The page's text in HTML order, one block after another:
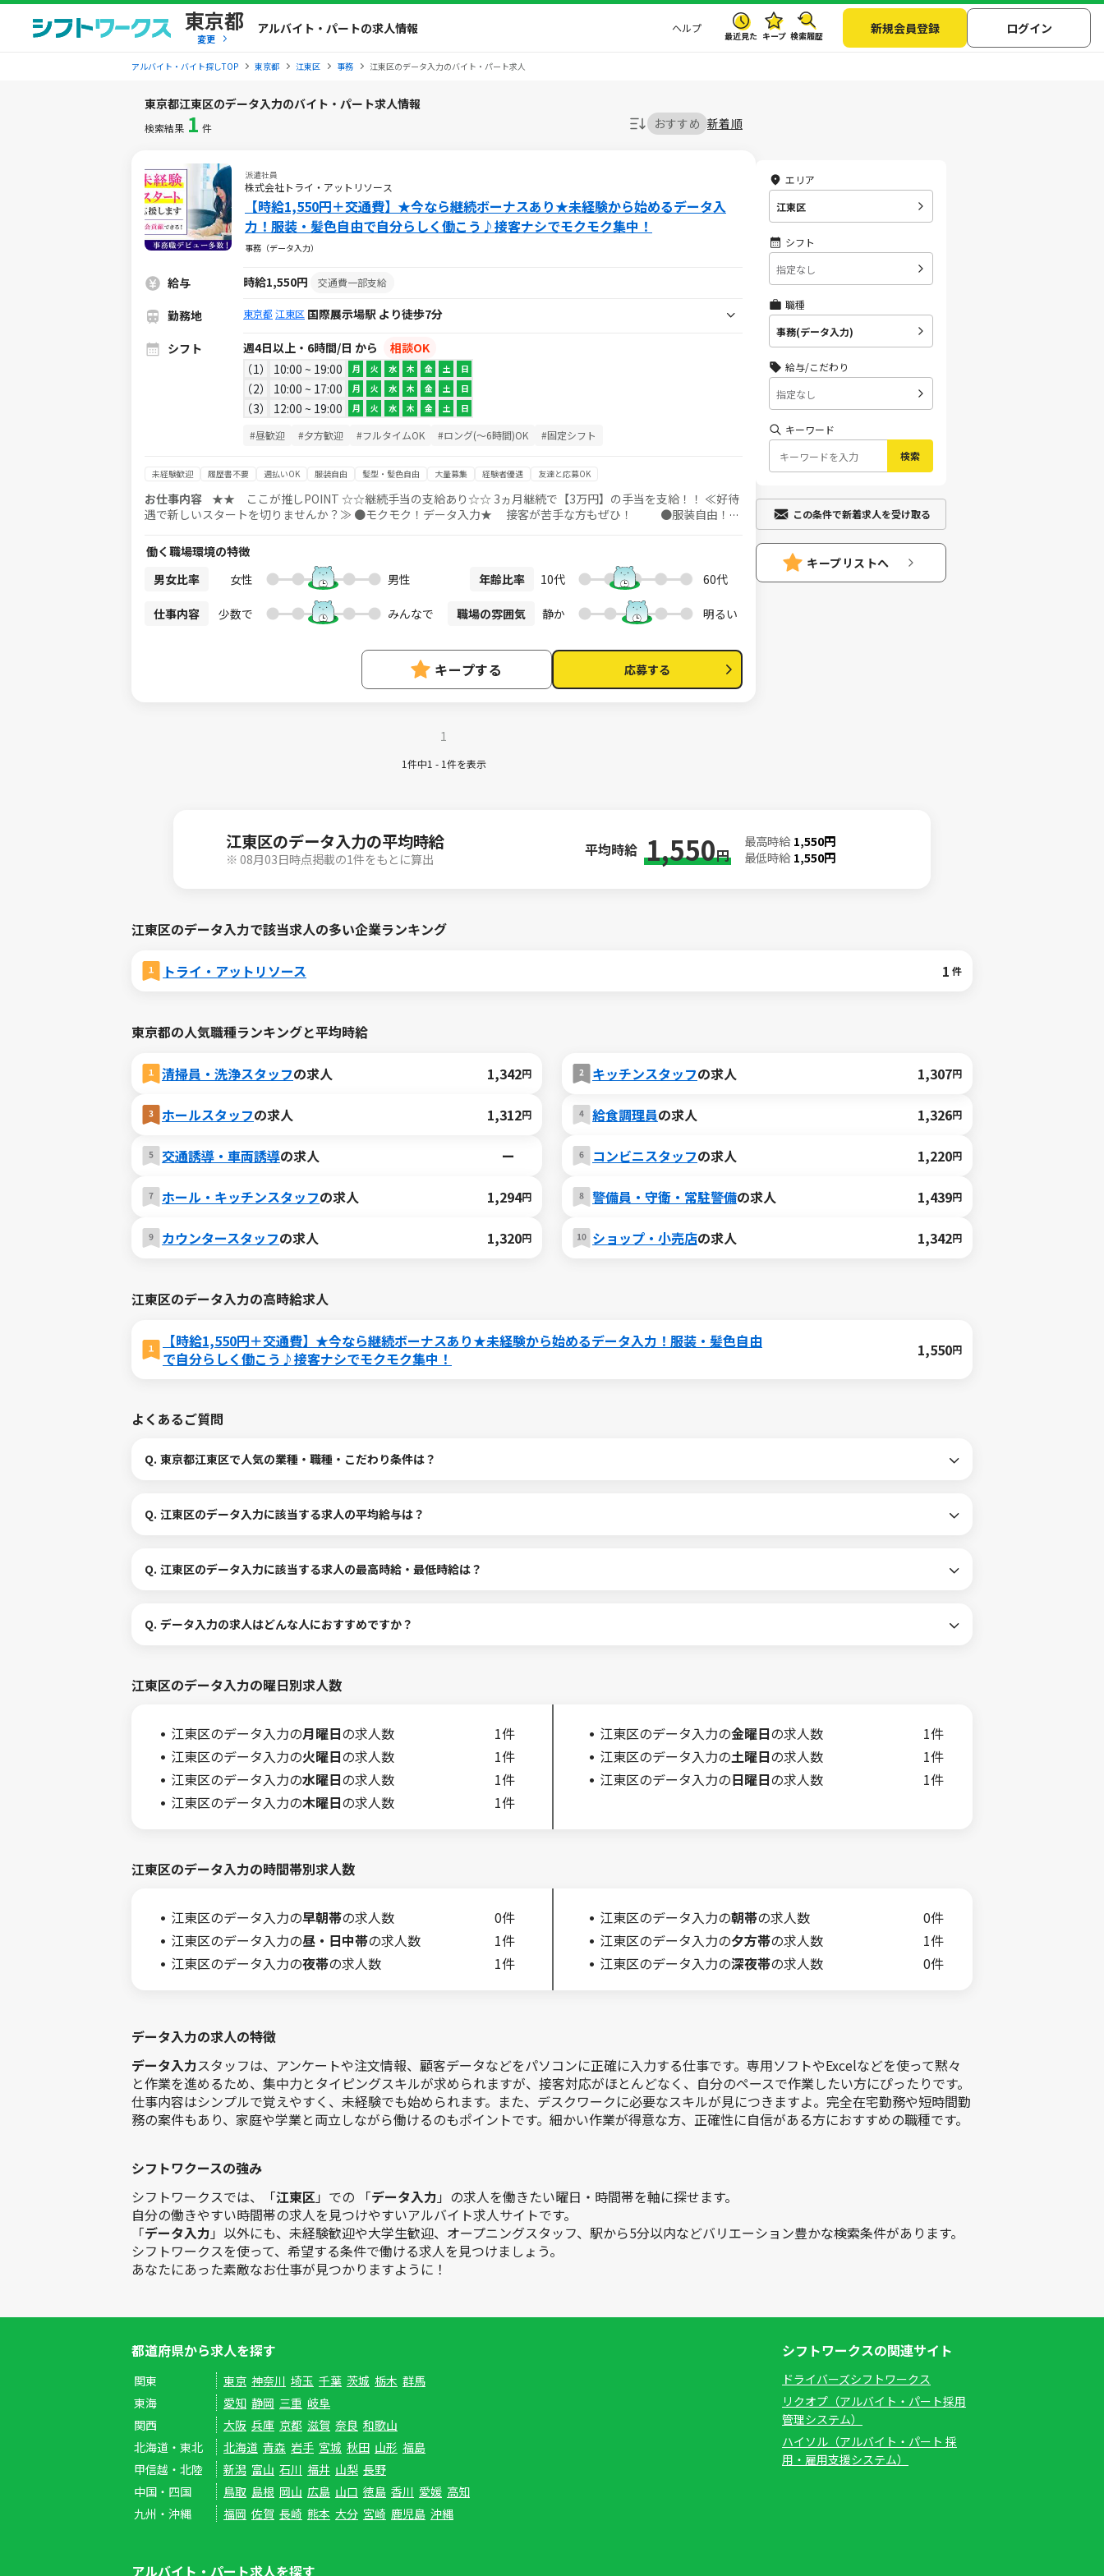
東京都
変更
アルバイト・パートの求人情報 ヘルプ
最近見た キープ 検索履歴 新規会員登録 ログイン
アルバイト・バイト探しTOP 東京都 江東区 事務 江東区のデータ入力のバイト・パート求人
東京都江東区のデータ入力のバイト・パート求人情報
検索結果 1 件 おすすめ 新着順
派遣社員
株式会社トライ・アットリソース
【時給1,550円＋交通費】★今なら継続ボーナスあり★未経験から始めるデータ入
力！服装・髪色自由で自分らしく働こう♪接客ナシでモクモク集中！
事務（データ入力）
給与 時給1,550円 交通費一部支給
勤務地 東京都 江東区 国際展示場駅 より徒歩7分
シフト 週4日以上・6時間/日 から
相談OK
1
10:00 ~ 19:00 月 火 水 木 金 土 日
2 10:00 ~ 17:00 月 火 水 木 金 土 日
3 12:00 ~ 19:00 月 火 水 木 金 土 日
#昼歓迎 #夕方歓迎 #フルタイムOK #ロング(～6時間)OK #固定シフト
未経験歓迎 履歴書不要 週払いOK 服装自由 髪型・髪色自由 大量募集 経験者優遇 友達と応募OK
お仕事内容 ★★ ここが推しPOINT ☆☆継続手当の支給あり☆☆ 3ヵ月継続で【3万円】の手当を支給！！ ≪好待
遇で新しいスタートを切りませんか？≫ ●モクモク！データ入力★ 接客が苦手な方もぜひ！ ●服装自由！
品に囲まれて働く♪ 知識・経験ゼロからスタートできます！ オフィスWORKデビューするなら今がチャンスです★
★★ 仕事内容について ブランド品に関するお仕事☆彡 接客が苦手な方、オフィスワークデビューしたい方にぴっ
たりの モクモク・座り作業が中心のお仕事です！ 中古のバッグやお財布などの商品を検品した後に、 ◎傷の状態 ◎
よごれ具合 など 商品の状態をPCで入力していただきます♪ 検品作業も座り仕事なのでご安心ください！ ★★ ブ
ランド知識や検品経験は不問です！ 基本的なPC操作ができれば大丈夫◎ 難しい知識は必要ありませんので、 未経験
の方も安心♪ 業務を行っているうちに、 自然とブランド品への知識が身につくのも このお仕事の魅力の一つ◎ 新し
働く職場環境の特徴
男女比率
女性 男性 年齢比率 10代 60代
仕事内容 少数で みんなで 職場の雰囲気 静か 明るい
キープする 応募する
1
1件中1 - 1件を表示
エリア
江東区
シフト
指定なし
職種
事務(データ入力)
給与/こだわり
指定なし
キーワード
検索
この条件で新着求人を受け取る
キープリストへ
江東区のデータ入力の平均時給
※ 08月03日時点掲載の1件をもとに算出 平均時給 1,550円
最高時給 1,550円
最低時給 1,550円
江東区のデータ入力で該当求人の多い企業ランキング
トライ・アットリソース 1 件
東京都の人気職種ランキングと平均時給
清掃員・洗浄スタッフの求人 1,342円 キッチンスタッフの求人 1,307円
ホールスタッフの求人 1,312円 給食調理員の求人 1,326円
交通誘導・車両誘導の求人 ー コンビニスタッフの求人 1,220円
ホール・キッチンスタッフの求人 1,294円 警備員・守衛・常駐警備の求人 1,439円
カウンタースタッフの求人 1,320円 ショップ・小売店の求人 1,342円
江東区のデータ入力の高時給求人
【時給1,550円＋交通費】★今なら継続ボーナスあり★未経験から始めるデータ入力！服装・髪色自由
で自分らしく働こう♪接客ナシでモクモク集中！
1,550円
よくあるご質問
Q. 東京都江東区で人気の業種・職種・こだわり条件は？
Q. 江東区のデータ入力に該当する求人の平均給与は？
Q. 江東区のデータ入力に該当する求人の最高時給・最低時給は？
Q. データ入力の求人はどんな人におすすめですか？
江東区のデータ入力の曜日別求人数
江東区のデータ入力の月曜日の求人数 1件 江東区のデータ入力の金曜日の求人数
1件
江東区のデータ入力の火曜日の求人数 1件 江東区のデータ入力の土曜日の求人数
1件
江東区のデータ入力の水曜日の求人数 1件 江東区のデータ入力の日曜日の求人数
1件
江東区のデータ入力の木曜日の求人数 1件
江東区のデータ入力の時間帯別求人数
江東区のデータ入力の早朝帯の求人数 0件 江東区のデータ入力の朝帯の求人数
0件
江東区のデータ入力の昼・日中帯の求人数 1件 江東区のデータ入力の夕方帯の求人数
1件
江東区のデータ入力の夜帯の求人数 1件 江東区のデータ入力の深夜帯の求人数 0件
データ入力の求人の特徴
データ入力スタッフは、アンケートや注文情報、顧客データなどをパソコンに正確に入力する仕事です。専用ソフトやExcelなどを使って黙々
と作業を進めるため、集中力とタイピングスキルが求められますが、接客対応がほとんどなく、自分のペースで作業したい方にぴったりです。
仕事内容はシンプルで覚えやすく、未経験でも始められます。また、デスクワークに必要なスキルが見につきますよ。完全在宅勤務や短時間勤
務の案件もあり、家庭や学業と両立しながら働けるのもポイントです。細かい作業が得意な方、正確性に自信がある方におすすめの職種です。
シフトワクースの強み
シフトワークスでは、「江東区」での 「データ入力」の求人を働きたい曜日・時間帯を軸に探せます。
自分の働きやすい時間帯の求人を見つけやすいアルバイト求人サイトです。
「データ入力」以外にも、未経験歓迎や大学生歓迎、オープニングスタッフ、駅から5分以内などバリエーション豊かな検索条件があります。
シフトワークスを使って、希望する条件で働ける求人を見つけましょう。
あなたにあった素敵なお仕事が見つかりますように！
都道府県から求人を探す
関東
東海
関西
北海道・東北
甲信越・北陸
中国・四国
九州・沖縄
東京 神奈川 埼玉 千葉 茨城 栃木 群馬
愛知 静岡 三重 岐阜
大阪 兵庫 京都 滋賀 奈良 和歌山
北海道 青森 岩手 宮城 秋田 山形 福島
新潟 富山 石川 福井 山梨 長野
鳥取 島根 岡山 広島 山口 徳島 香川 愛媛 高知
福岡 佐賀 長崎 熊本 大分 宮崎 鹿児島 沖縄
アルバイト・パート求人を探す
シフトワークスの関連サイト
ドライバーズシフトワークス
リクオプ（アルバイト・パート採用
管理システム）
ハイソル（アルバイト・パート 採
用・雇用支援システム）